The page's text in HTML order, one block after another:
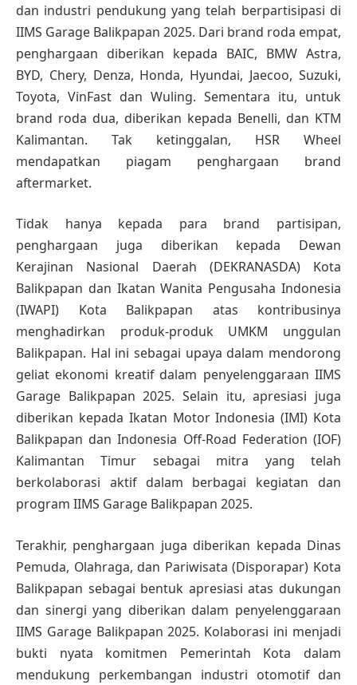
dan industri pendukung yang telah berpartisipasi di
IIMS Garage Balikpapan 2025. Dari brand roda empat,
penghargaan diberikan kepada BAIC, BMW Astra,
BYD, Chery, Denza, Honda, Hyundai, Jaecoo, Suzuki,
Toyota, VinFast dan Wuling. Sementara itu, untuk
brand roda dua, diberikan kepada Benelli, dan KTM
Kalimantan. Tak ketinggalan, HSR Wheel
mendapatkan piagam penghargaan brand
aftermarket.
Tidak hanya kepada para brand partisipan,
penghargaan juga diberikan kepada Dewan
Kerajinan Nasional Daerah (DEKRANASDA) Kota
Balikpapan dan Ikatan Wanita Pengusaha Indonesia
(IWAPI) Kota Balikpapan atas kontribusinya
menghadirkan produk-produk UMKM unggulan
Balikpapan. Hal ini sebagai upaya dalam mendorong
geliat ekonomi kreatif dalam penyelenggaraan IIMS
Garage Balikpapan 2025. Selain itu, apresiasi juga
diberikan kepada Ikatan Motor Indonesia (IMI) Kota
Balikpapan dan Indonesia Off-Road Federation (IOF)
Kalimantan Timur sebagai mitra yang telah
berkolaborasi aktif dalam berbagai kegiatan dan
program IIMS Garage Balikpapan 2025.
Terakhir, penghargaan juga diberikan kepada Dinas
Pemuda, Olahraga, dan Pariwisata (Disporapar) Kota
Balikpapan sebagai bentuk apresiasi atas dukungan
dan sinergi yang diberikan dalam penyelenggaraan
IIMS Garage Balikpapan 2025. Kolaborasi ini menjadi
bukti nyata komitmen Pemerintah Kota dalam
mendukung perkembangan industri otomotif dan